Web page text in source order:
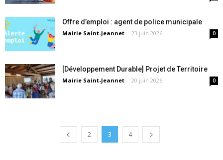
Offre d’emploi : agent de police municipale
Mairie Saint-Jeannet - 23 juin 2026 0
[Développement Durable] Projet de Territoire
Mairie Saint-Jeannet - 20 juin 2026 0
2 3 4